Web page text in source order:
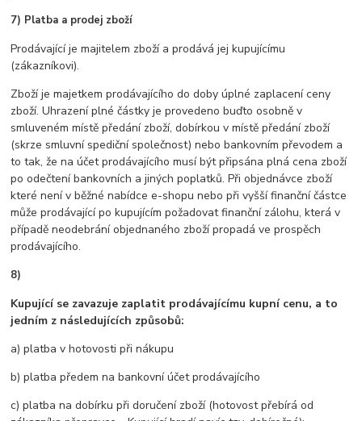
7) Platba a prodej zboží
Prodávající je majitelem zboží a prodává jej kupujícímu
(zákazníkovi).
Zboží je majetkem prodávajícího do doby úplné zaplacení ceny
zboží. Uhrazení plné částky je provedeno buďto osobně v
smluveném místě předání zboží, dobírkou v místě předání zboží
(skrze smluvní spediční společnost) nebo bankovním převodem a
to tak, že na účet prodávajícího musí být připsána plná cena zboží
po odečtení bankovních a jiných poplatků. Při objednávce zboží
které není v běžné nabídce e-shopu nebo při vyšší finanční částce
může prodávající po kupujícím požadovat finanční zálohu, která v
případě neodebrání objednaného zboží propadá ve prospěch
prodávajícího.
8)
Kupující se zavazuje zaplatit prodávajícímu kupní cenu, a to
jedním z následujících způsobů:
a) platba v hotovosti při nákupu
b) platba předem na bankovní účet prodávajícího
c) platba na dobírku při doručení zboží (hotovost přebírá od